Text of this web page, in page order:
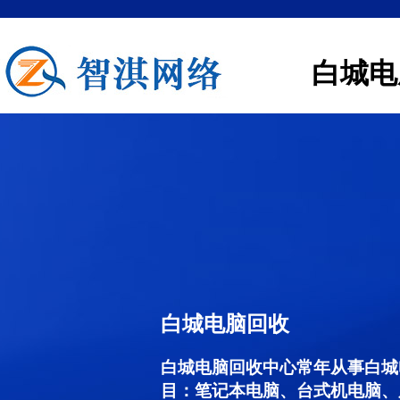
白城
白城电脑回收
白城电脑回收中心常年从事白
目：笔记本电脑、台式机电脑